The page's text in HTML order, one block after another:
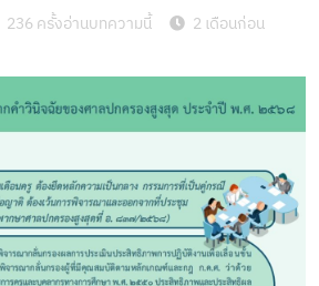
236 ครั้งอ่านบทความนี้
2 เดือนก่อน